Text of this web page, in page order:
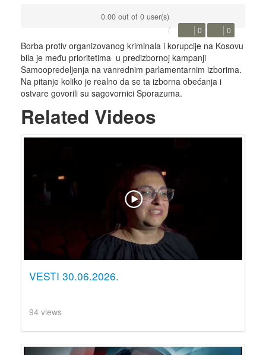
0.00 out of 0 user(s)
0 0
Borba protiv organizovanog kriminala i korupcije na Kosovu
bila je među prioritetima u predizbornoj kampanji
Samoopredeljenja na vanrednim parlamentarnim izborima.
Na pitanje koliko je realno da se ta izborna obećanja i
ostvare govorili su sagovornici Sporazuma.
Related Videos
VESTI 30.06.2026.
94 views